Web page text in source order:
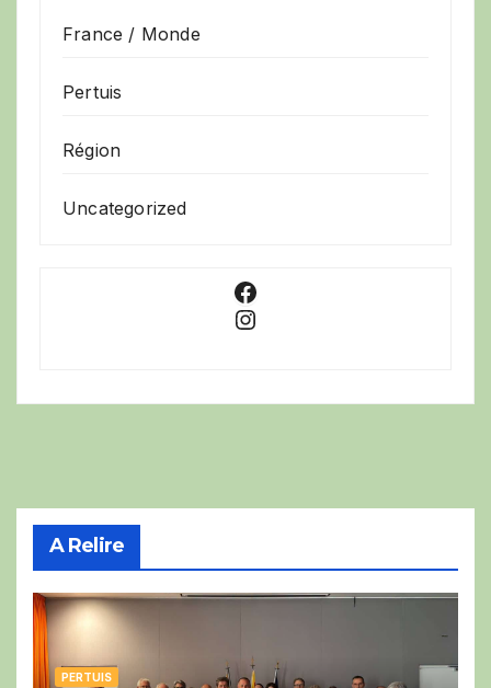
France / Monde
Pertuis
Région
Uncategorized
Facebook
Instagram
A Relire
PERTUIS